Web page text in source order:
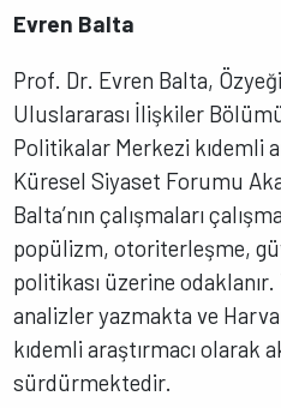
Evren Balta
Prof. Dr. Evren Balta,
Uluslararası İlişkiler
Politikalar Merkezi kıdemli
Küresel Siyaset Forumu
Balta’nın çalışmaları
popülizm, otoriterleşme,
politikası üzerine
analizler yazmakta ve
kıdemli araştırmacı olarak
sürdürmektedir.